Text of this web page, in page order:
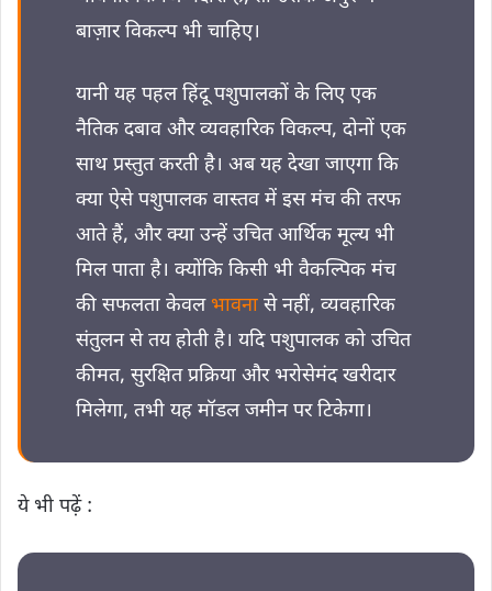
बाज़ार विकल्प भी चाहिए।
यानी यह पहल हिंदू पशुपालकों के लिए एक
नैतिक दबाव और व्यवहारिक विकल्प, दोनों एक
साथ प्रस्तुत करती है। अब यह देखा जाएगा कि
क्या ऐसे पशुपालक वास्तव में इस मंच की तरफ
आते हैं, और क्या उन्हें उचित आर्थिक मूल्य भी
मिल पाता है। क्योंकि किसी भी वैकल्पिक मंच
की सफलता केवलभावना से नहीं, व्यवहारिक
संतुलन से तय होती है। यदि पशुपालक को उचित
कीमत, सुरक्षित प्रक्रिया और भरोसेमंद खरीदार
मिलेगा, तभी यह मॉडल जमीन पर टिकेगा।
ये भी पढ़ें :